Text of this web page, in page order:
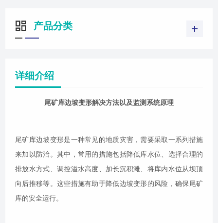
产品分类
详细介绍
尾矿库边坡变形解决方法以及监测系统原理
尾矿库边坡变形是一种常见的地质灾害，需要采取一系列措施
来加以防治。其中，常用的措施包括降低库水位、选择合理的
排放水方式、调控溢水高度、加长沉积滩、将库内水位从坝顶
向后推移等。这些措施有助于降低边坡变形的风险，确保尾矿
库的安全运行。